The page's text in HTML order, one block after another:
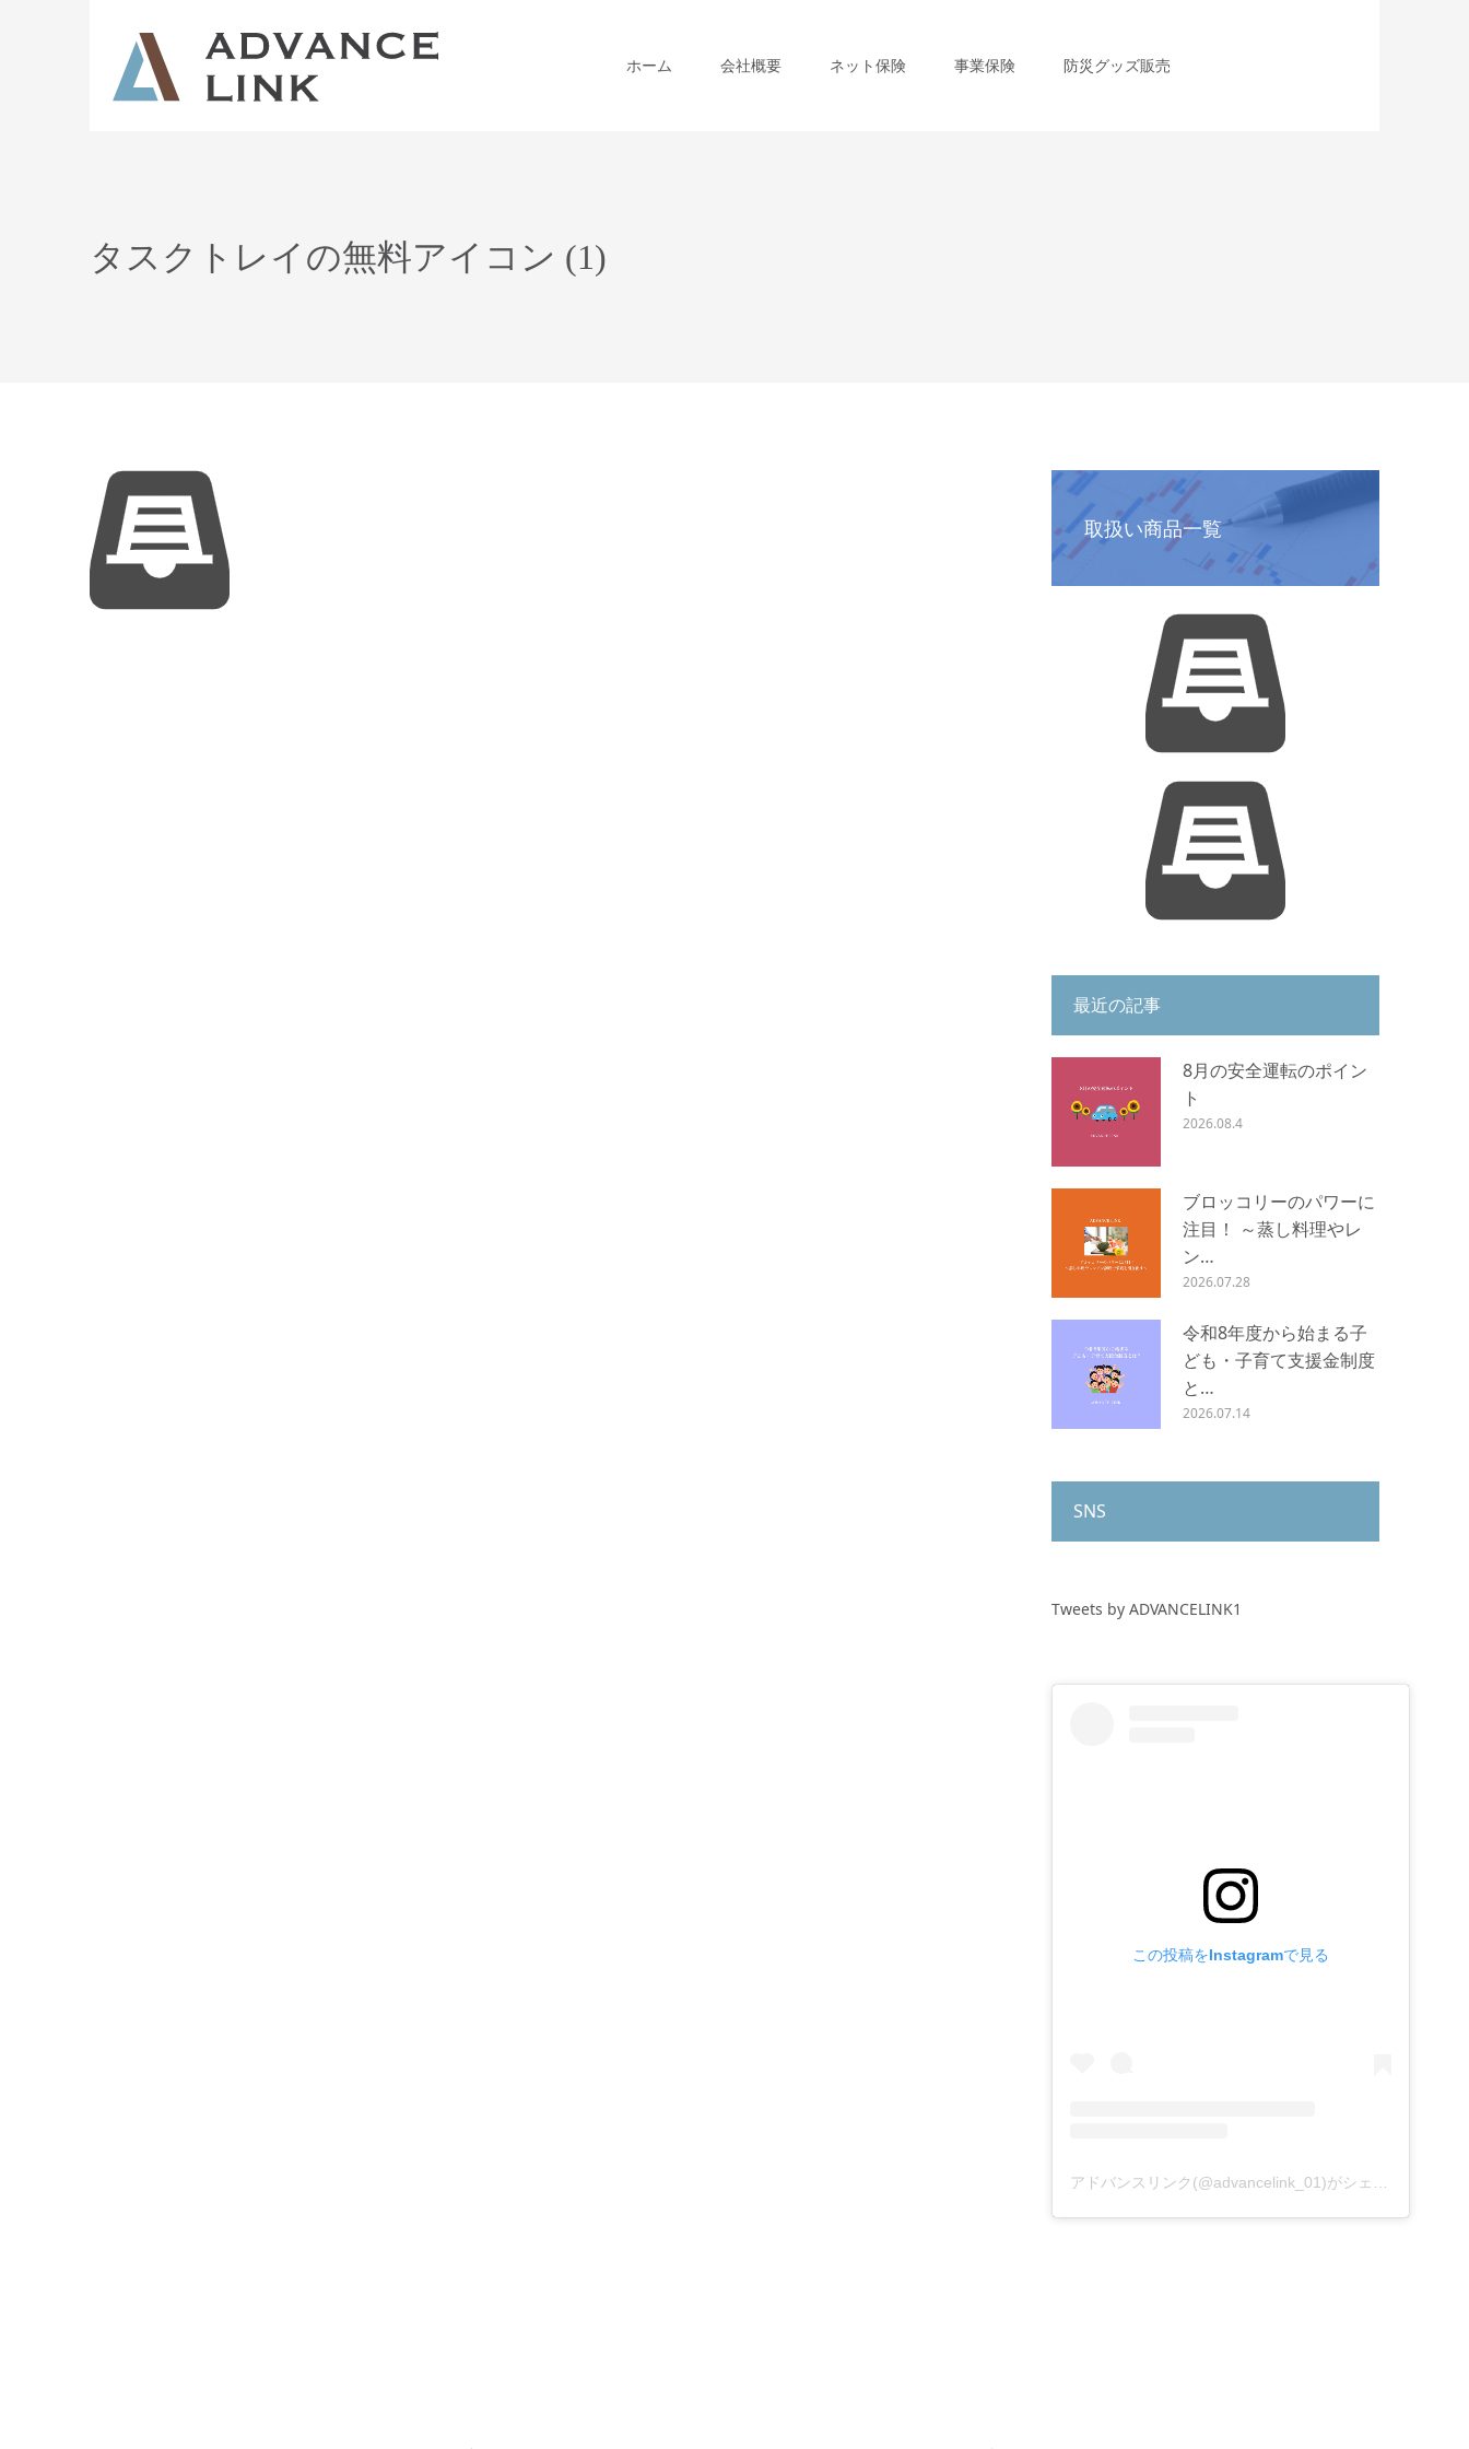
ホーム 会社概要 ネット保険 事業保険 防災グッズ販売
タスクトレイの無料アイコン (1)
取扱い商品一覧
最近の記事
8月の安全運転のポイン
ト
2026.08.4
ブロッコリーのパワーに
注目！ ～蒸し料理やレ
ン…
2026.07.28
令和8年度から始まる子
ども・子育て支援金制度
と…
2026.07.14
SNS
Tweets by ADVANCELINK1
この投稿をInstagramで見る